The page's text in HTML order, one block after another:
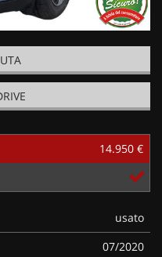
14.950 €
usato
07/2020